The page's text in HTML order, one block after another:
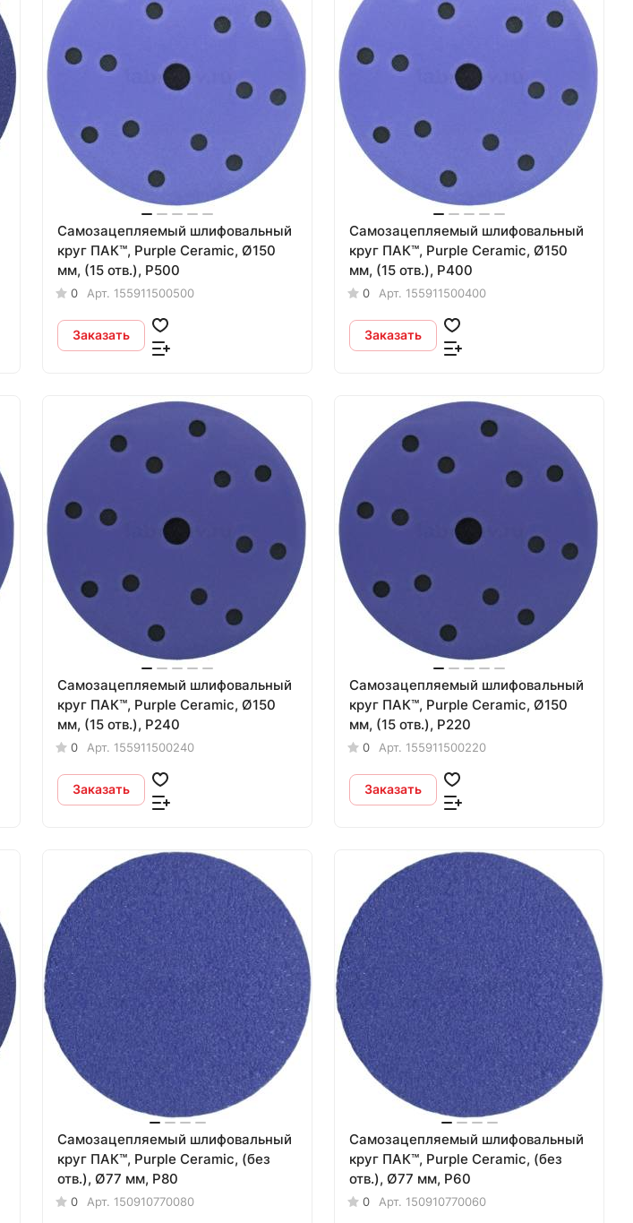
Самозацепляемый шлифовальный
круг ПАК™, Purple Сeramic, Ø150
мм, (15 отв.), Р500
0 Арт. 155911500500
Заказать
Самозацепляемый шлифовальный
круг ПАК™, Purple Сeramic, Ø150
мм, (15 отв.), Р400
0 Арт. 155911500400
Заказать
Самозацепляемый шлифовальный
круг ПАК™, Purple Сeramic, Ø150
мм, (15 отв.), Р240
0 Арт. 155911500240
Заказать
Самозацепляемый шлифовальный
круг ПАК™, Purple Сeramic, Ø150
мм, (15 отв.), Р220
0 Арт. 155911500220
Заказать
Самозацепляемый шлифовальный
круг ПАК™, Purple Сeramic, (без
отв.), Ø77 мм, Р80
0 Арт. 150910770080
Самозацепляемый шлифовальный
круг ПАК™, Purple Сeramic, (без
отв.), Ø77 мм, Р60
0 Арт. 150910770060